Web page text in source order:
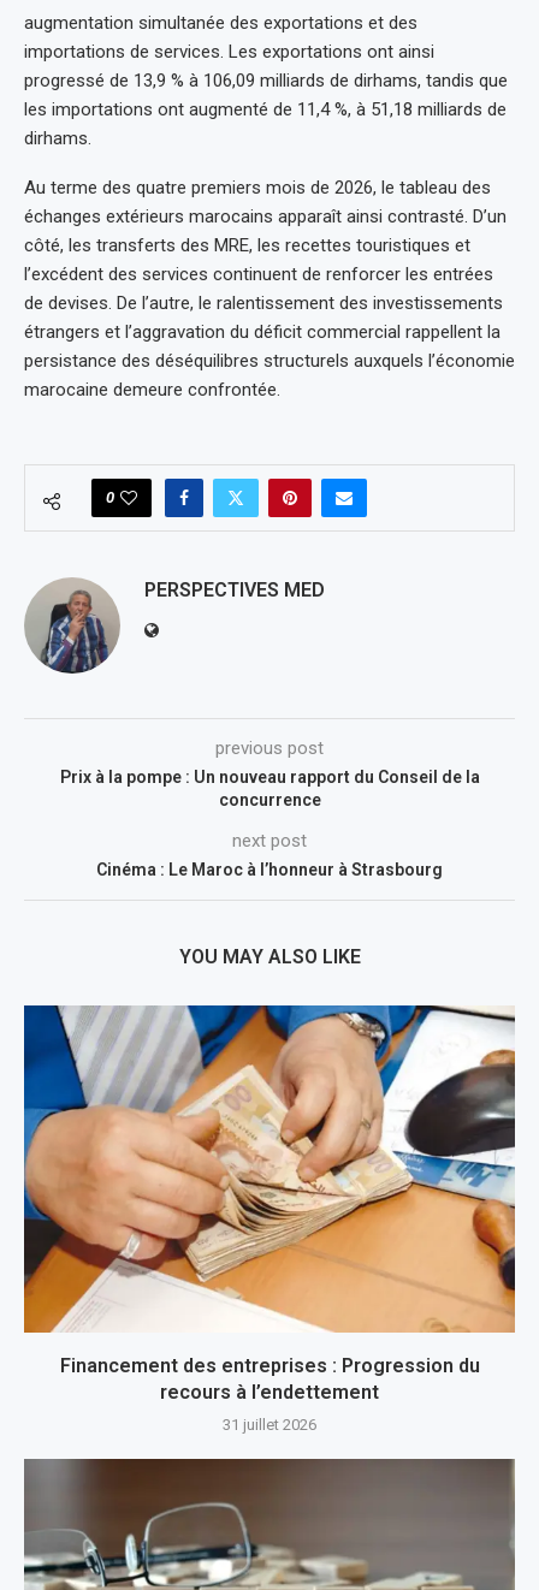
augmentation simultanée des exportations et des
importations de services. Les exportations ont ainsi
progressé de 13,9 % à 106,09 milliards de dirhams, tandis que
les importations ont augmenté de 11,4 %, à 51,18 milliards de
dirhams.
Au terme des quatre premiers mois de 2026, le tableau des
échanges extérieurs marocains apparaît ainsi contrasté. D’un
côté, les transferts des MRE, les recettes touristiques et
l’excédent des services continuent de renforcer les entrées
de devises. De l’autre, le ralentissement des investissements
étrangers et l’aggravation du déficit commercial rappellent la
persistance des déséquilibres structurels auxquels l’économie
marocaine demeure confrontée.
0
PERSPECTIVES MED
previous post
Prix à la pompe : Un nouveau rapport du Conseil de la
concurrence
next post
Cinéma : Le Maroc à l’honneur à Strasbourg
YOU MAY ALSO LIKE
Financement des entreprises : Progression du
recours à l’endettement
31 juillet 2026